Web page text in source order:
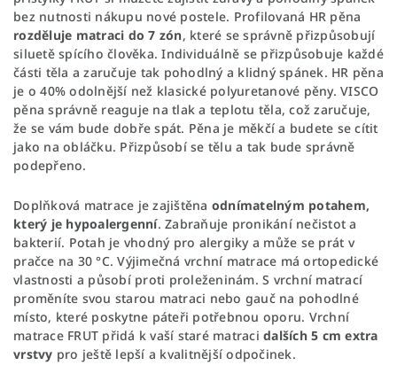
bez nutnosti nákupu nové postele. Profilovaná HR pěna
rozděluje matraci do 7 zón, které se správně přizpůsobují
siluetě spícího člověka. Individuálně se přizpůsobuje každé
části těla a zaručuje tak pohodlný a klidný spánek. HR pěna
je o 40% odolnější než klasické polyuretanové pěny. VISCO
pěna správně reaguje na tlak a teplotu těla, což zaručuje,
že se vám bude dobře spát. Pěna je měkčí a budete se cítit
jako na obláčku. Přizpůsobí se tělu a tak bude správně
podepřeno.
Doplňková matrace je zajištěna odnímatelným potahem,
který je hypoalergenní. Zabraňuje pronikání nečistot a
bakterií. Potah je vhodný pro alergiky a může se prát v
pračce na 30 °C. Výjimečná vrchní matrace má ortopedické
vlastnosti a působí proti proleženinám. S vrchní matrací
proměníte svou starou matraci nebo gauč na pohodlné
místo, které poskytne páteři potřebnou oporu. Vrchní
matrace FRUT přidá k vaší staré matraci dalších 5 cm extra
vrstvy pro ještě lepší a kvalitnější odpočinek.